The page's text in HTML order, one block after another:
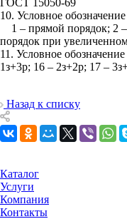
10. Условное
1 – прямой порядок; 2
порядок при
11. Условное
1з+3р; 16 – 2з+2р; 17 –
Назад к списку
Каталог
Услуги
Компания
Контакты